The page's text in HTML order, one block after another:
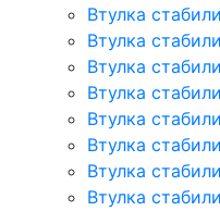
Втулка
Втулка
Втулка
Втулка
Втулка
Втулка
Втулка
Втулка